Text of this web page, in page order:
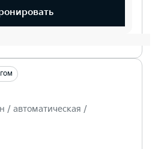
/ автоматическая /